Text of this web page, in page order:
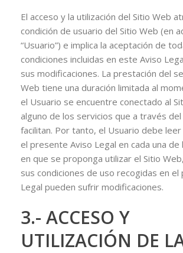
El acceso y la utilización del Sitio Web
condición de usuario del Sitio Web (en
“Usuario”) e implica la aceptación de
condiciones incluidas en este Aviso
sus modificaciones. La prestación del
Web tiene una duración limitada al
el Usuario se encuentre conectado al
alguno de los servicios que a través
facilitan. Por tanto, el Usuario debe
el presente Aviso Legal en cada una de
en que se proponga utilizar el Sitio
sus condiciones de uso recogidas en
Legal pueden sufrir modificaciones.
3.- ACCESO Y
UTILIZACIÓN DE